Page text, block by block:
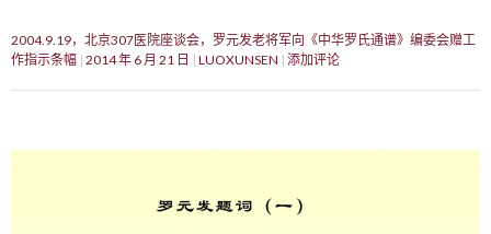
2004.9.19，北京307医院座谈会，罗元发老将军向《中华罗氏通谱》编委会赠工
作指示条幅 2014 年 6 月 21 日 LUOXUNSEN 添加评论